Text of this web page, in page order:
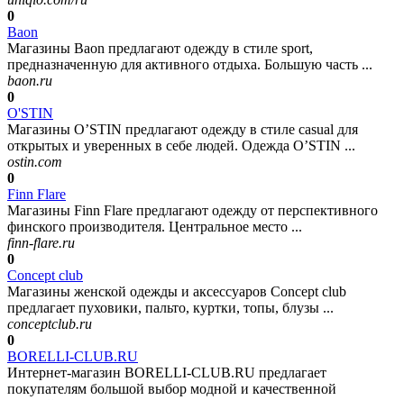
0
Baon
Магазины Baon предлагают одежду в стиле sport,
предназначенную для активного отдыха. Большую часть ...
baon.ru
0
O'STIN
Магазины O’STIN предлагают одежду в стиле casual для
открытых и уверенных в себе людей. Одежда O’STIN ...
ostin.com
0
Finn Flare
Магазины Finn Flare предлагают одежду от перспективного
финского производителя. Центральное место ...
finn-flare.ru
0
Concept club
Магазины женской одежды и аксессуаров Concept club
предлагает пуховики, пальто, куртки, топы, блузы ...
conceptclub.ru
0
BORELLI-CLUB.RU
Интернет-магазин BORELLI-CLUB.RU предлагает
покупателям большой выбор модной и качественной